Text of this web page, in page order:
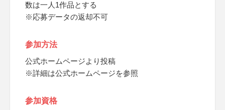
数は一人1作品とする
※応募データの返却不可
参加方法
公式ホームページより投稿
※詳細は公式ホームページを参照
参加資格